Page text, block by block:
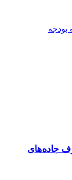
بودجه
در برف جاده‌های